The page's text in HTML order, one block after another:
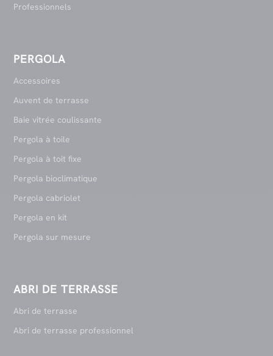
Professionnels
PERGOLA
Accessoires
Auvent de terrasse
Baie vitrée coulissante
Pergola à toile
Pergola à toit fixe
Pergola bioclimatique
Pergola cabriolet
Pergola en kit
Pergola sur mesure
ABRI DE TERRASSE
Abri de terrasse
Abri de terrasse professionnel